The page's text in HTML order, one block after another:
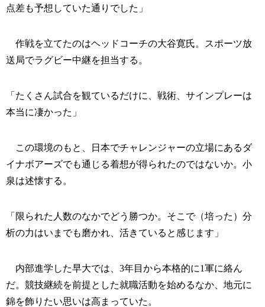
点差も予想していた通りでした」
作戦を立てたのはヘッドコーチの大谷寛氏。スポーツ放
送局でラグビー中継を担当する。
「たくさん試合を観ているだけに、戦術、サインプレーは
本当に凄かった」
この環境のもと、日本でチャレンジャーの立場にあるダ
イナボアーズでも通じる着想が得られたのではないか。小
泉は述懐する。
「限られた人数のなかでどう勝つか。そこで（培った）分
析の力はいまでも磨かれ、活きていると感じます」
内部進学した早大では、3年目から本格的に1軍に絡ん
だ。競技継続を前提とした就職活動を始めるなか、地元に
錦を飾りたい思いは高まっていた。